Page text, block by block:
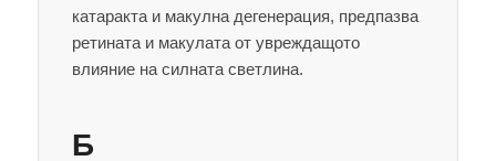
катаракта и макулна дегенерация, предпазва
ретината и макулата от увреждащото
влияние на силната светлина.
Б